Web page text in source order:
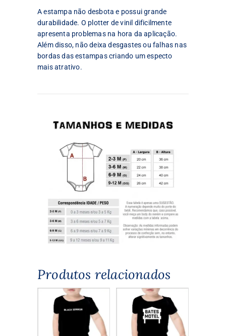
A estampa não desbota e possui grande
durabilidade. O plotter de vinil dificilmente
apresenta problemas na hora da aplicação.
Além disso, não deixa desgastes ou falhas nas
bordas das estampas criando um especto
mais atrativo.
Produtos relacionados